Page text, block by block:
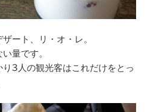
ート、リ・オ・レ。
量です。
3人の観光客はこれだけをとっ